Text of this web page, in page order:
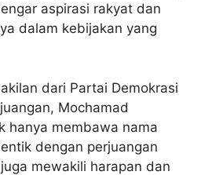
aspirasi rakyat dan
dalam kebijakan yang
dari Partai Demokrasi
Mochamad
hanya membawa nama
dengan perjuangan
mewakili harapan dan